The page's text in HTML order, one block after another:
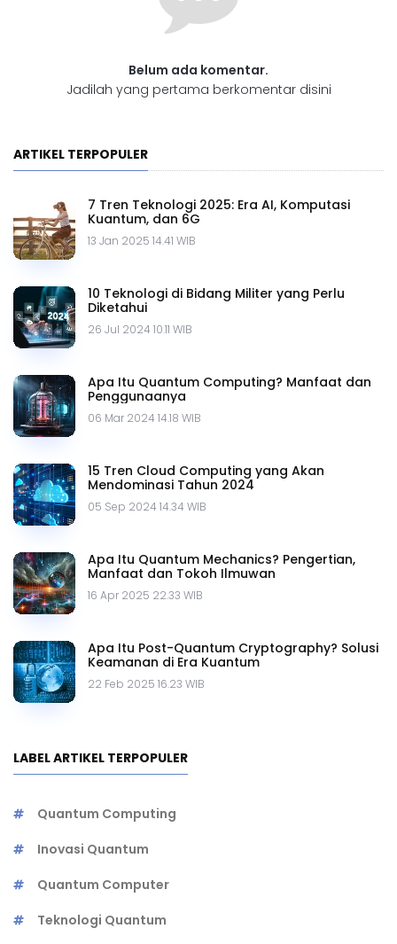
Belum ada komentar.
Jadilah yang pertama berkomentar disini
ARTIKEL TERPOPULER
7 Tren Teknologi 2025: Era AI, Komputasi
Kuantum, dan 6G
13 Jan 2025 14.41 WIB
10 Teknologi di Bidang Militer yang Perlu
Diketahui
26 Jul 2024 10.11 WIB
Apa Itu Quantum Computing? Manfaat dan
Penggunaanya
06 Mar 2024 14.18 WIB
15 Tren Cloud Computing yang Akan
Mendominasi Tahun 2024
05 Sep 2024 14.34 WIB
Apa Itu Quantum Mechanics? Pengertian,
Manfaat dan Tokoh Ilmuwan
16 Apr 2025 22.33 WIB
Apa Itu Post-Quantum Cryptography? Solusi
Keamanan di Era Kuantum
22 Feb 2025 16.23 WIB
LABEL ARTIKEL TERPOPULER
Quantum Computing
Inovasi Quantum
Quantum Computer
Teknologi Quantum